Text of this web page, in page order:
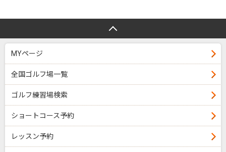
MYページ
全国ゴルフ場一覧
ゴルフ練習場検索
ショートコース予約
レッスン予約